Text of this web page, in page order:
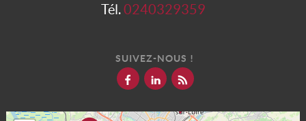
Tél.0240329359
SUIVEZ-NOUS !